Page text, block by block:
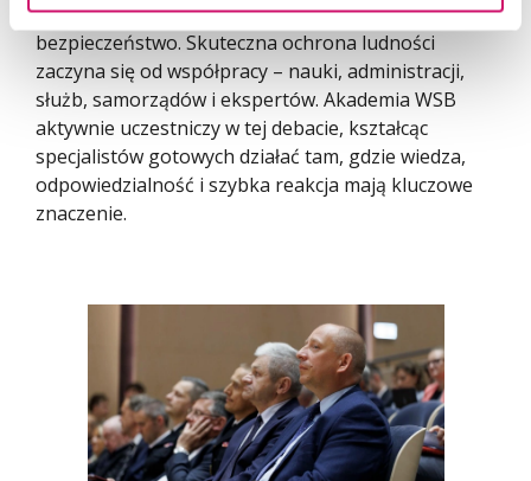
nowoczesnymi technologiami wspierającymi
bezpieczeństwo. Skuteczna ochrona ludności
zaczyna się od współpracy – nauki, administracji,
służb, samorządów i ekspertów. Akademia WSB
aktywnie uczestniczy w tej debacie, kształcąc
specjalistów gotowych działać tam, gdzie wiedza,
odpowiedzialność i szybka reakcja mają kluczowe
znaczenie.